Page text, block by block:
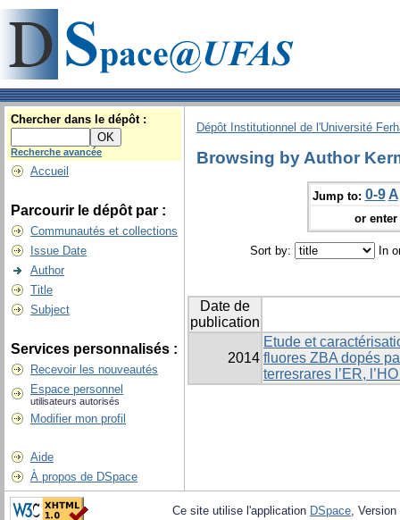
Chercher dans le dépôt :
Recherche avancée
Accueil
Parcourir le dépôt par :
Communautés et collections
Issue Date
Author
Title
Subject
Services personnalisés :
Recevoir les nouveautés
Espace personnel
utilisateurs autorisés
Modifier mon profil
Aide
À propos de DSpace
Dépôt Institutionnel de l'Université
Browsing by Author
Jump to: 0-9 A
or
Sort by: In
Date de
publication
2014
Etude et
fluores ZBA dopés
terresrares l’ER,
Ce site utilise l'application DSpace,